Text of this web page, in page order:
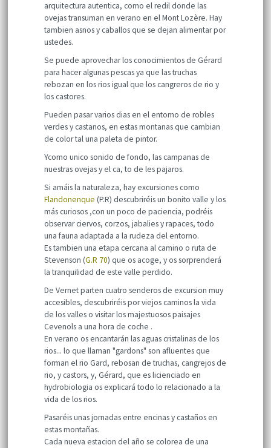
arquitectura autentica, como el redil donde las
ovejas transuman en verano en el Mont Lozère. Hay
tambien asnos y caballos que se dejan alimentar por
ustedes.
Se puede aprovechar los conocimientos de Gérard
para hacer algunas pescas ya que las truchas
rebozan en los rios igual que los cangreros de rio y
los castores.
Pueden pasar varios dias en el entorno de robles
verdes y castanos, en estas montanas que cambian
de color tal una paleta de pintor.
Ycomo unico sonido de fondo, las campanas de
nuestras ovejas y el ca, to de les pajaros.
Si amáis la naturaleza, hay excursiones como
Flandonenque (P.R) descubriréis un bonito valle y los
más curiosos ,con un poco de paciencia, podréis
observar ciervos, corzos, jabalies y rapaces, todo
una fauna adaptada a la rudeza del entorno.
Es tambien una etapa cercana al camino o ruta de
Stevenson (G.R 70) que os acoge, y os sorprenderá
la tranquilidad de este valle perdido.
De Vernet parten cuatro senderos de excursion muy
accesibles, descubriréis por viejos caminos la vida
de los valles o visitar los majestuosos paisajes
Cevenols a una hora de coche .
En verano os encantarán las aguas cristalinas de los
rios... lo que llaman "gardons" son afluentes que
forman el rio Gard, rebosan de truchas, cangrejos de
rio, y castors, y, Gérard, que es licienciado en
hydrobiologia os explicará todo lo relacionado a la
vida de los rios.
Pasaréis unas jornadas entre encinas y castaños en
estas montañas.
Cada nueva estacion del año se colorea de una